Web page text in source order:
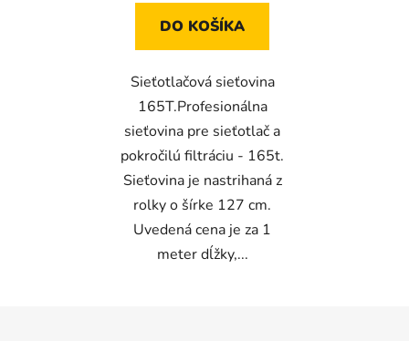
DO KOŠÍKA
Sieťotlačová sieťovina
165T.Profesionálna
sieťovina pre sieťotlač a
pokročilú filtráciu - 165t.
Sieťovina je nastrihaná z
rolky o šírke 127 cm.
Uvedená cena je za 1
meter dĺžky,...